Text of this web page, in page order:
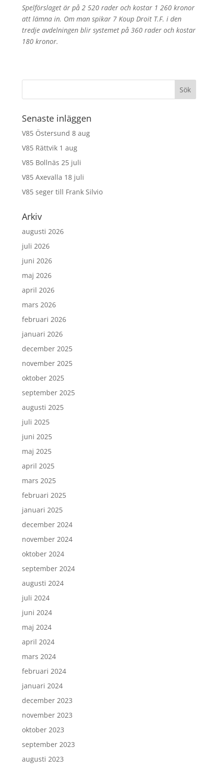
Spelförslaget är på 2 520 rader och kostar 1 260 kronor
att lämna in. Om man spikar 7 Koup Droit T.F. i den
tredje avdelningen blir systemet på 360 rader och kostar
180 kronor.
Senaste inläggen
V85 Östersund 8 aug
V85 Rättvik 1 aug
V85 Bollnäs 25 juli
V85 Axevalla 18 juli
V85 seger till Frank Silvio
Arkiv
augusti 2026
juli 2026
juni 2026
maj 2026
april 2026
mars 2026
februari 2026
januari 2026
december 2025
november 2025
oktober 2025
september 2025
augusti 2025
juli 2025
juni 2025
maj 2025
april 2025
mars 2025
februari 2025
januari 2025
december 2024
november 2024
oktober 2024
september 2024
augusti 2024
juli 2024
juni 2024
maj 2024
april 2024
mars 2024
februari 2024
januari 2024
december 2023
november 2023
oktober 2023
september 2023
augusti 2023